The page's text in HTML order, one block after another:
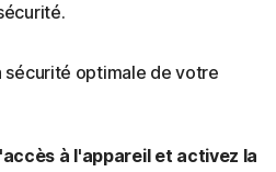
sécurité optimale de votre
à l'appareil et activez la